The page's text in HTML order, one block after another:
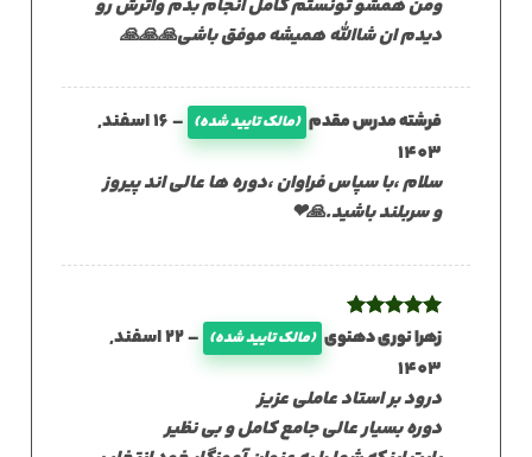
ومن همشو تونستم کامل انجام بدم واثرش رو
دیدم ان شاالله همیشه موفق باشی🙏🙏🙏
فرشته مدرس مقدم (مالک تایید شده) –
16 اسفند,
1403
سلام ،با سپاس فراوان ،دوره ها عالی اند پیروز
و سربلند باشید.🙏❤
نمره5از
5
زهرا نوری دهنوی (مالک تایید شده) –
22 اسفند,
1403
درود بر استاد عاملی عزیز
دوره بسیار عالی جامع کامل و بی نظیر